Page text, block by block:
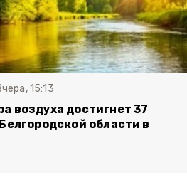
15:13
воздуха достигнет 37
области в